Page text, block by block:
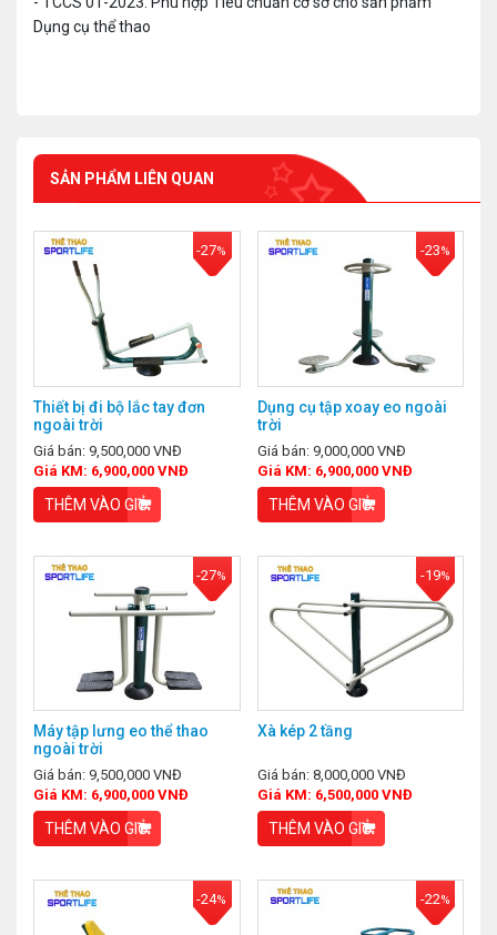
Dụng cụ thể thao
SẢN PHẨM LIÊN QUAN
-27%
Thiết bị đi bộ lắc tay đơn
ngoài trời
Giá bán: 9,500,000 VNĐ
Giá KM: 6,900,000 VNĐ
THÊM VÀO GIỎ
-23%
Dụng cụ tập xoay eo ngoài
trời
Giá bán: 9,000,000 VNĐ
Giá KM: 6,900,000 VNĐ
THÊM VÀO GIỎ
-27%
Máy tập lưng eo thể thao
ngoài trời
Giá bán: 9,500,000 VNĐ
Giá KM: 6,900,000 VNĐ
THÊM VÀO GIỎ
-19%
Xà kép 2 tầng
Giá bán: 8,000,000 VNĐ
Giá KM: 6,500,000 VNĐ
THÊM VÀO GIỎ
-24% -22%